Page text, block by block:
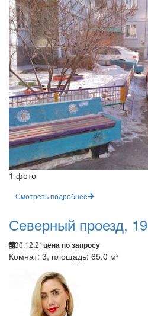
1 фото
Смотреть подробнее
Северный проезд, 19
30.12.21цена по запросу
Комнат: 3, площадь: 65.0 м²